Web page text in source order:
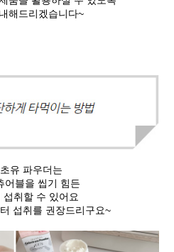
해드리겠습니다~
유 파우더는
어블을 씹기 힘든
섭취할 수 있어요
섭취를 권장드리구요~